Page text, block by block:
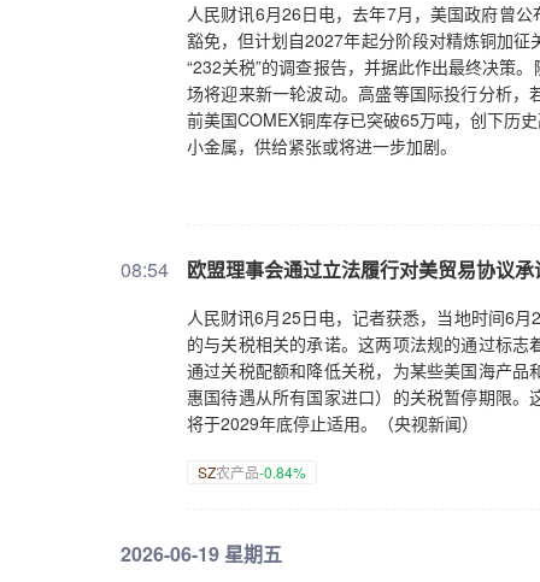
人民财讯6月26日电，去年7月，美国政府曾
豁免，但计划自2027年起分阶段对精炼铜加
“232关税”的调查报告，并据此作出最终决策
场将迎来新一轮波动。高盛等国际投行分析
前美国COMEX铜库存已突破65万吨，创下历
小金属，供给紧张或将进一步加剧。
08:54 欧盟理事会通过立法履行对美贸易协议承
人民财讯6月25日电，记者获悉，当地时间6
的与关税相关的承诺。这两项法规的通过标
通过关税配额和降低关税，为某些美国海产
惠国待遇从所有国家进口）的关税暂停期限
将于2029年底停止适用。（央视新闻）
SZ农产品-0.84%
2026-06-19 星期五